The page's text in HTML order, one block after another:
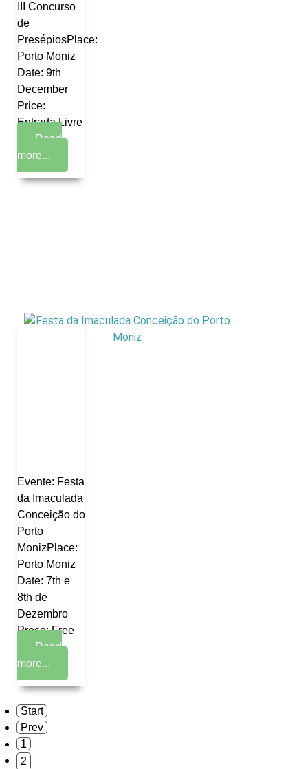
III Concurso
de
PresépiosPlace:
Porto Moniz
Date: 9th
December
Price:
Entrada Livre
Read
more...
Evente: Festa
da Imaculada
Conceição do
Porto
MonizPlace:
Porto Moniz
Date: 7th e
8th de
Dezembro
Preço: Free
Read
more...
Start
Prev
1
2
CONTACTOS
GERAL
JF - PORTO MONIZ